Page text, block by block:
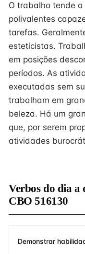
O trabalho tende
polivalentes
tarefas.
esteticistas.
em posições
períodos. As
executadas sem
trabalham em
beleza. Há um
que, por serem
atividades
Verbos do dia a
CBO 516130
Demonstrar